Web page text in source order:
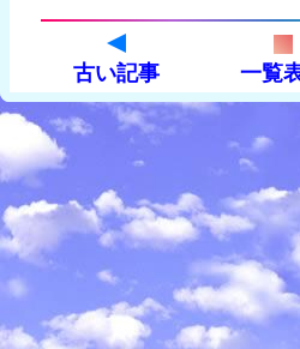
古い記事 一覧